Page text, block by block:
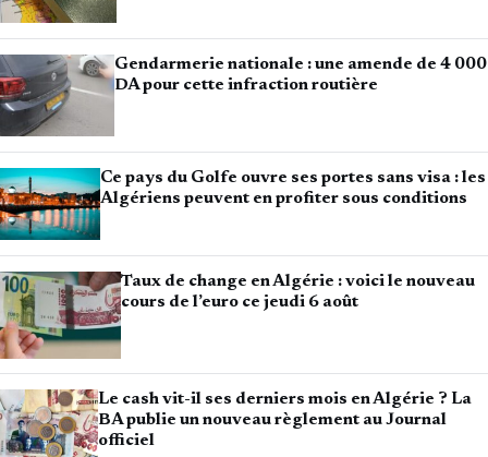
Gendarmerie nationale : une amende de 4 000
DA pour cette infraction routière
Ce pays du Golfe ouvre ses portes sans visa : les
Algériens peuvent en profiter sous conditions
Taux de change en Algérie : voici le nouveau
cours de l’euro ce jeudi 6 août
Le cash vit-il ses derniers mois en Algérie ? La
BA publie un nouveau règlement au Journal
officiel